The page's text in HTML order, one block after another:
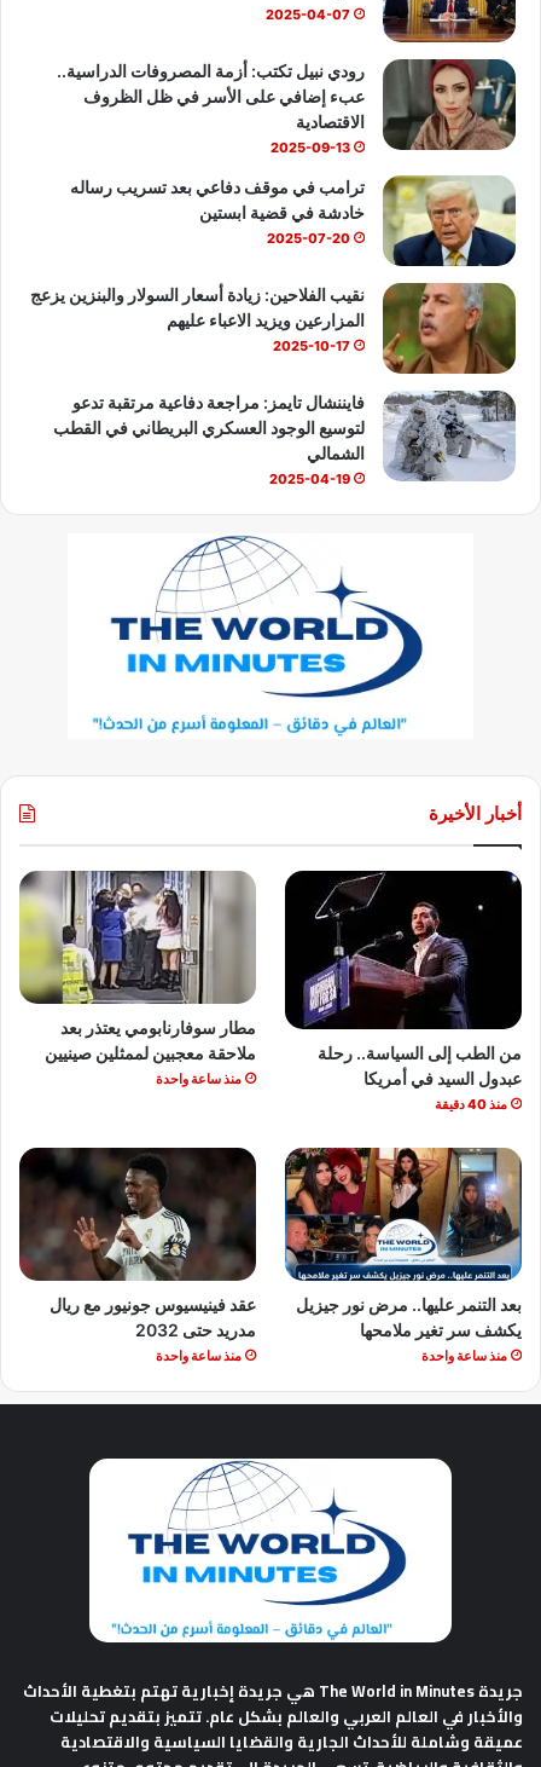
ك
u
e
ب
2025-04-07
رودي نبيل تكتب: أزمة المصروفات الدراسية..
عبء إضافي على الأسر في ظل الظروف
الاقتصادية
2025-09-13
ترامب في موقف دفاعي بعد تسريب رساله
خادشة في قضية ابستين
2025-07-20
نقيب الفلاحين: زيادة أسعار السولار والبنزين يزعج
المزارعين ويزيد الاعباء عليهم
2025-10-17
فايننشال تايمز: مراجعة دفاعية مرتقبة تدعو
لتوسيع الوجود العسكري البريطاني في القطب
الشمالي
2025-04-19
أخبار الأخيرة
من الطب إلى السياسة.. رحلة
عبدول السيد في أمريكا
منذ 40 دقيقة
مطار سوفارنابومي يعتذر بعد
ملاحقة معجبين لممثلين صينيين
منذ ساعة واحدة
بعد التنمر عليها.. مرض نور جيزيل
يكشف سر تغير ملامحها
منذ ساعة واحدة
عقد فينيسيوس جونيور مع ريال
مدريد حتى 2032
منذ ساعة واحدة
جريدة The World in Minutes
هي جريدة إخبارية تهتم بتغطية الأحداث
والأخبار في العالم العربي والعالم بشكل عام. تتميز بتقديم تحليلات
عميقة وشاملة للأحداث الجارية والقضايا السياسية والاقتصادية